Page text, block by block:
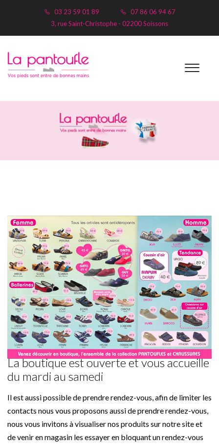
03 23 59 01 89
07 86 06 94 67
3, rue Saint-Christophe - 02200 Soissons
La boutique est ouverte et vous accueille
du mardi au samedi
Il est aussi possible de prendre rendez-vous, afin de limiter les
contacts nous vous proposons aussi de prendre rendez-vous,
nous vous invitons à visualiser nos produits sur notre site et
de venir en magasin les essayer en bloquant un rendez-vous